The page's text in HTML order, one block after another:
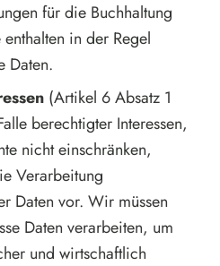
für die Buchhaltung
in der Regel
Daten.
(Artikel 6 Absatz 1
berechtigter Interessen,
nicht einschränken,
Verarbeitung
Daten vor. Wir müssen
Daten verarbeiten, um
und wirtschaftlich